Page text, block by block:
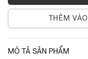
THÊM
MÔ TẢ SẢN PHẨM